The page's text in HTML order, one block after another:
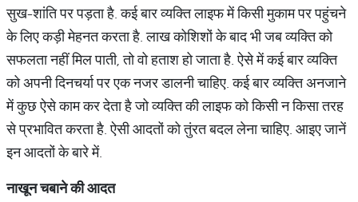
सुख-शांति पर पड़ता है. कई बार व्यक्ति लाइफ में किसी मुकाम पर पहुंचने
के लिए कड़ी मेहनत करता है. लाख कोशिशों के बाद भी जब व्यक्ति को
सफलता नहीं मिल पाती, तो वो हताश हो जाता है. ऐसे में कई बार व्यक्ति
को अपनी दिनचर्या पर एक नजर डालनी चाहिए. कई बार व्यक्ति अनजाने
में कुछ ऐसे काम कर देता है जो व्यक्ति की लाइफ को किसी न किसा तरह
से प्रभावित करता है. ऐसी आदतों को तुंरत बदल लेना चाहिए. आइए जानें
इन आदतों के बारे में.
नाखूनचबानेकीआदत